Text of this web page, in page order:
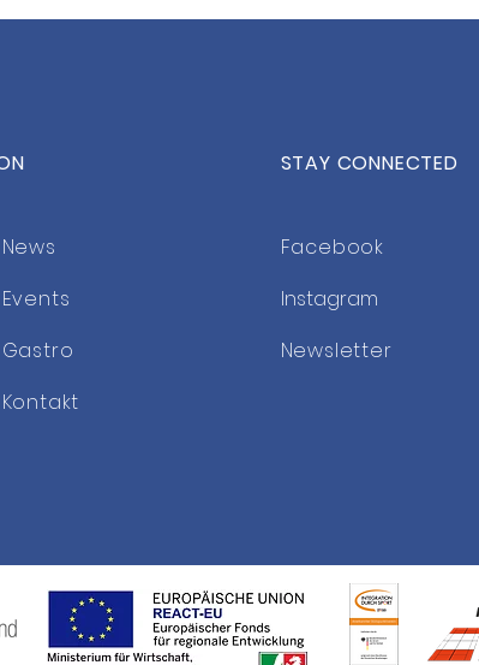
in Bonn
News
Events
Gastro
Kontakt
STAY CONNECTED
Facebook
Instagram
Newsletter